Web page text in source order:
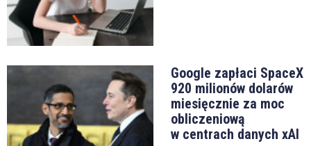
Google zapłaci SpaceX
920 milionów dolarów
miesięcznie za moc
obliczeniową
w centrach danych xAI